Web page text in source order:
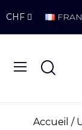
CHF
Accueil